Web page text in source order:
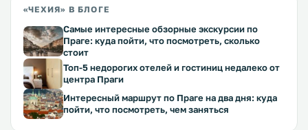
«ЧЕХИЯ» В БЛОГЕ
Самые интересные обзорные экскурсии по
Праге: куда пойти, что посмотреть, сколько
стоит
Топ-5 недорогих отелей и гостиниц недалеко от
центра Праги
Интересный маршрут по Праге на два дня: куда
пойти, что посмотреть, чем заняться